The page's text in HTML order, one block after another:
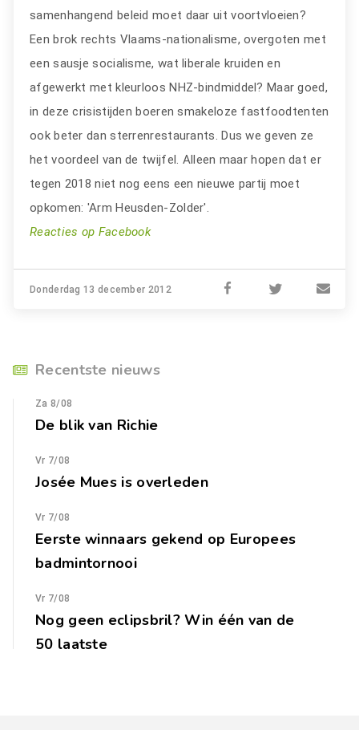
samenhangend beleid moet daar uit voortvloeien?
Een brok rechts Vlaams-nationalisme, overgoten met
een sausje socialisme, wat liberale kruiden en
afgewerkt met kleurloos NHZ-bindmiddel? Maar goed,
in deze crisistijden boeren smakeloze fastfoodtenten
ook beter dan sterrenrestaurants. Dus we geven ze
het voordeel van de twijfel. Alleen maar hopen dat er
tegen 2018 niet nog eens een nieuwe partij moet
opkomen: 'Arm Heusden-Zolder'.
Reacties op Facebook
Donderdag 13 december 2012
Recentste nieuws
Za 8/08
De blik van Richie
Vr 7/08
Josée Mues is overleden
Vr 7/08
Eerste winnaars gekend op Europees
badmintornooi
Vr 7/08
Nog geen eclipsbril? Win één van de
50 laatste